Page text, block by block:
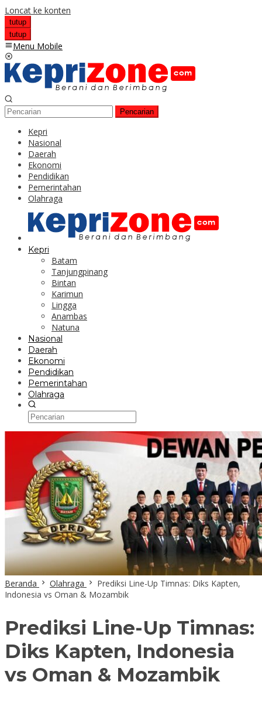
Loncat ke konten
tutup
tutup
Menu Mobile
Pencarian
Kepri
Nasional
Daerah
Ekonomi
Pendidikan
Pemerintahan
Olahraga
Kepri
Batam
Tanjungpinang
Bintan
Karimun
Lingga
Anambas
Natuna
Nasional
Daerah
Ekonomi
Pendidikan
Pemerintahan
Olahraga
Beranda Olahraga
Prediksi Line-Up Timnas: Diks Kapten,
Indonesia vs Oman & Mozambik
Prediksi Line-Up Timnas:
Diks Kapten, Indonesia
vs Oman & Mozambik